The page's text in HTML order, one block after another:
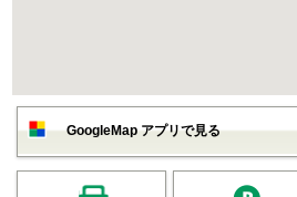
GoogleMap アプリで見る